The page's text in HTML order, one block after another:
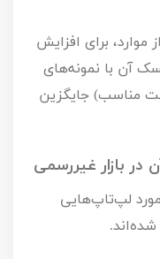
موارد، برای افزایش
آن با نمونه‌های
مناسب) جایگزین
بازار غیررسمی
لپ‌تاپ‌هایی